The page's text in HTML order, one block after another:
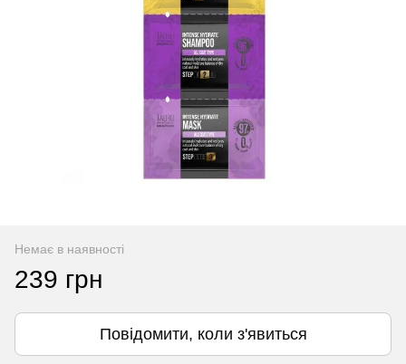
Немає в наявності
239 грн
Повідомити, коли з'явиться